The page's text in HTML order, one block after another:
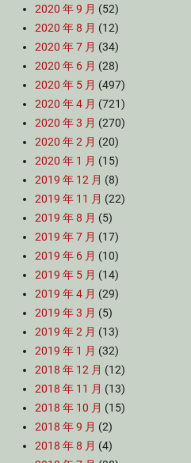
2020 年 9 月 (52)
2020 年 8 月 (12)
2020 年 7 月 (34)
2020 年 6 月 (28)
2020 年 5 月 (497)
2020 年 4 月 (721)
2020 年 3 月 (270)
2020 年 2 月 (20)
2020 年 1 月 (15)
2019 年 12 月 (8)
2019 年 11 月 (22)
2019 年 8 月 (5)
2019 年 7 月 (17)
2019 年 6 月 (10)
2019 年 5 月 (14)
2019 年 4 月 (29)
2019 年 3 月 (5)
2019 年 2 月 (13)
2019 年 1 月 (32)
2018 年 12 月 (12)
2018 年 11 月 (13)
2018 年 10 月 (15)
2018 年 9 月 (2)
2018 年 8 月 (4)